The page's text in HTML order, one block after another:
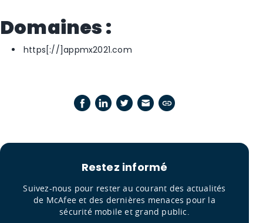
Domaines :
https[://]appmx2021.com
Restez informé
Suivez-nous pour rester au courant des actualités
de McAfee et des dernières menaces pour la
sécurité mobile et grand public.